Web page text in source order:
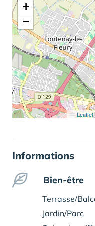
+
−
Leaflet
Informations
Bien-être
Terrasse/
Jardin/Parc